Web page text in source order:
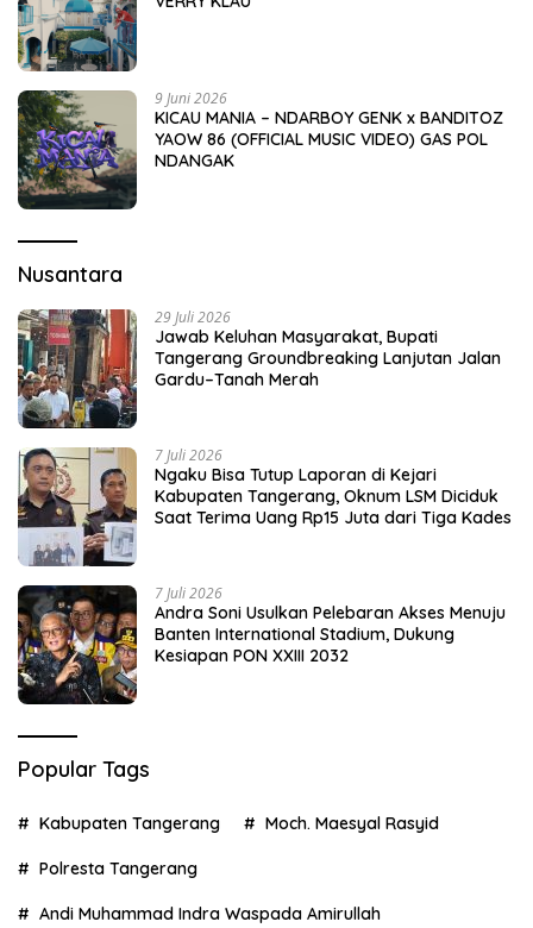
9 Juni 2026
KICAU MANIA – NDARBOY GENK x BANDITOZ
YAOW 86 (OFFICIAL MUSIC VIDEO) GAS POL
NDANGAK
Nusantara
29 Juli 2026
Jawab Keluhan Masyarakat, Bupati
Tangerang Groundbreaking Lanjutan Jalan
Gardu–Tanah Merah
7 Juli 2026
Ngaku Bisa Tutup Laporan di Kejari
Kabupaten Tangerang, Oknum LSM Diciduk
Saat Terima Uang Rp15 Juta dari Tiga Kades
7 Juli 2026
Andra Soni Usulkan Pelebaran Akses Menuju
Banten International Stadium, Dukung
Kesiapan PON XXIII 2032
Popular Tags
Kabupaten Tangerang Moch. Maesyal Rasyid
Polresta Tangerang
Andi Muhammad Indra Waspada Amirullah